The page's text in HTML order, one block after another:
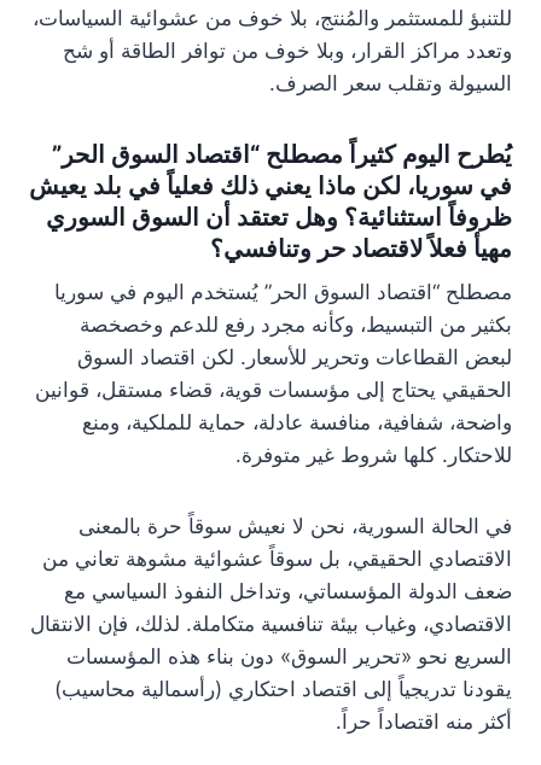
للتنبؤ للمستثمر والمُنتج، بلا خوف من عشوائية السياسات،
وتعدد مراكز القرار، وبلا خوف من توافر الطاقة أو شح
السيولة وتقلب سعر الصرف.
يُطرح اليوم كثيراً مصطلح “ اقتصاد السوق الحر”
في سوريا، لكن ماذا يعني ذلك فعلياً في بلد يعيش
ظروفاً استثنائية؟ وهل تعتقد أن السوق السوري
مهيأ فعلاً لاقتصاد حر وتنافسي؟
مصطلح “اقتصاد السوق الحر” يُستخدم اليوم في سوريا
بكثير من التبسيط، وكأنه مجرد رفع للدعم وخصخصة
لبعض القطاعات وتحرير للأسعار. لكن اقتصاد السوق
الحقيقي يحتاج إلى مؤسسات قوية، قضاء مستقل، قوانين
واضحة، شفافية، منافسة عادلة، حماية للملكية، ومنع
للاحتكار. كلها شروط غير متوفرة.
في الحالة السورية، نحن لا نعيش سوقاً حرة بالمعنى
الاقتصادي الحقيقي، بل سوقاً عشوائية مشوهة تعاني من
ضعف الدولة المؤسساتي، وتداخل النفوذ السياسي مع
الاقتصادي، وغياب بيئة تنافسية متكاملة. لذلك، فإن الانتقال
السريع نحو «تحرير السوق» دون بناء هذه المؤسسات
يقودنا تدريجياً إلى اقتصاد احتكاري (رأسمالية محاسيب)
أكثر منه اقتصاداً حراً.